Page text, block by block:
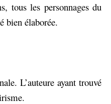
tous les personnages du
bien élaborée.
L’auteure ayant trouvé